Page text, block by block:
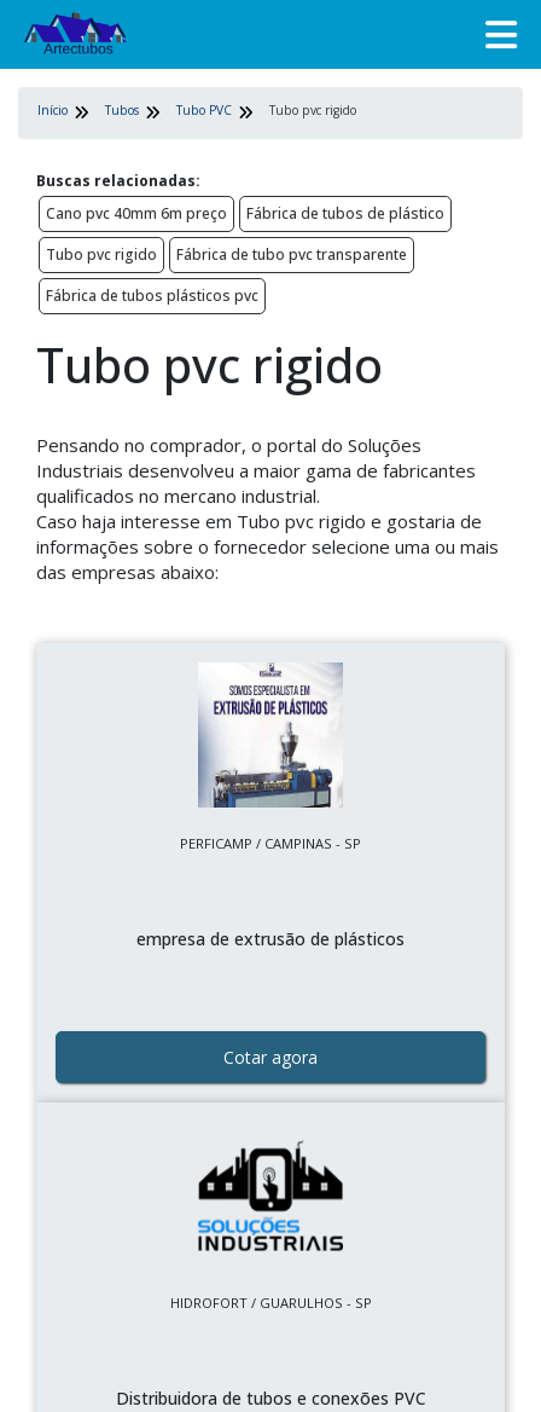
Início Tubos Tubo PVC Tubo pvc rigido
Buscas relacionadas:
Cano pvc 40mm 6m preço
Fábrica de tubos de plástico
Tubo pvc rigido
Fábrica de tubo pvc transparente
Fábrica de tubos plásticos pvc
Tubo pvc rigido
Pensando no comprador, o portal do Soluções
Industriais desenvolveu a maior gama de fabricantes
qualificados no mercano industrial.
Caso haja interesse em Tubo pvc rigido e gostaria de
informações sobre o fornecedor selecione uma ou mais
das empresas abaixo:
PERFICAMP / CAMPINAS - SP
empresa de extrusão de plásticos
Cotar agora
HIDROFORT / GUARULHOS - SP
Distribuidora de tubos e conexões PVC